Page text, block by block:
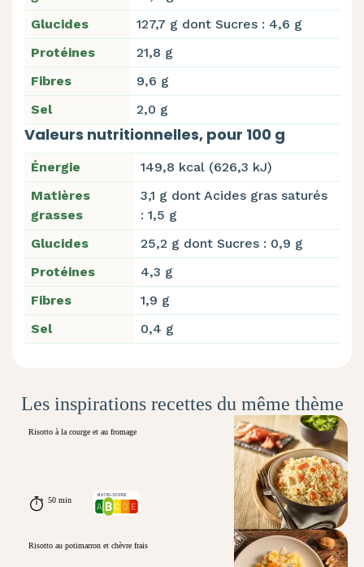
Glucides
127,7 g dont Sucres : 4,6 g
Protéines
21,8 g
Fibres
9,6 g
Sel
2,0 g
Valeurs nutritionnelles, pour 100 g
Énergie
149,8 kcal (626,3 kJ)
Matières
grasses
3,1 g dont Acides gras saturés
: 1,5 g
Glucides
25,2 g dont Sucres : 0,9 g
Protéines
4,3 g
Fibres
1,9 g
Sel
0,4 g
Les inspirations recettes du même thème
Risotto à la courge et au fromage
50 min
Risotto au potimarron et chèvre frais